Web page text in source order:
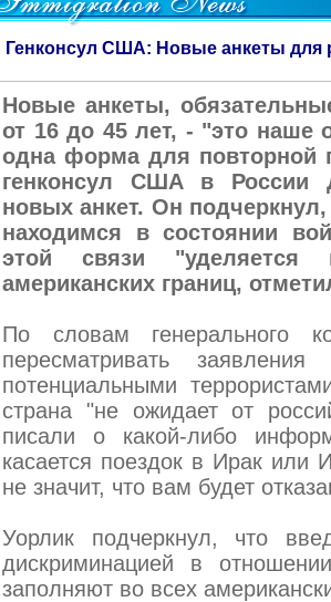
Генконсул США: Новые анкеты для
Новые анкеты,
от 16 до 45 лет, - "это наше
одна форма для повторной
генконсул США в России
новых анкет. Он
находимся в состоянии
этой связи "уделяется
американских границ,
По словам генерального
пересматривать
потенциальными
страна "не ожидает от
писали о какой-либо
касается поездок в Ирак
не значит, что вам будет
Уорлик подчеркнул, что
дискриминацией в
заполняют во всех